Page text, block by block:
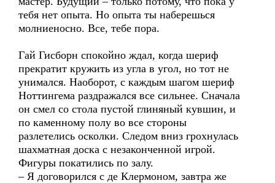
тебя нет опыта. Но опыта ты наберешься
молниеносно. Все, тебе пора.
Гай Гисборн спокойно ждал, когда шериф
прекратит кружить из угла в угол, но тот не
унимался. Наоборот, с каждым шагом шериф
Ноттингема раздражался все сильнее. Сначала
он смел со стола пустой глиняный кувшин, и
по каменному полу во все стороны
разлетелись осколки. Следом вниз грохнулась
шахматная доска с незаконченной игрой.
Фигуры покатились по залу.
– Я договорился с де Клермоном, завтра же